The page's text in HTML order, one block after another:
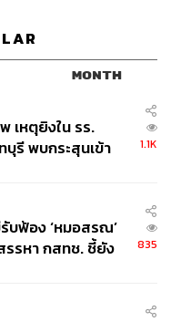
MONTH
เหตุยิงใน รร.
รี พบกระสุนเข้า
1.1K
บฟ้อง ‘หมอสรณ’
รหา กสทช. ชี้ยัง
835